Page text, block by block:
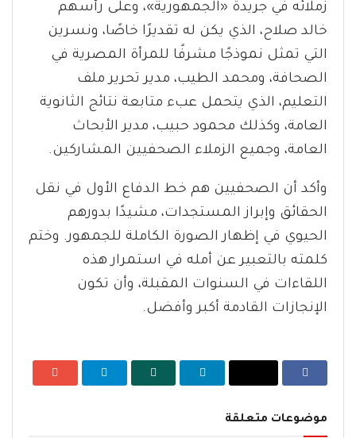
زملائه في جريدة «الجمهورية»، وعلى رأسهم
خالد صلاح، الذي يكن له تقديرًا خاصًا، ونسرين
التي تمثل نموذجًا مشرفًا للمرأة المصرية في
الصحافة، ومحمد الطيب، مدير تحرير ملف
التعليم، الذي يتحمل عبء متابعة نتائج الثانوية
العامة، وكذلك محمود حبيب، مدير الأبحاث
العامة، وجميع الزملاء الصحفيين المشاركين.
وأكد أن الصحفيين هم خط الدفاع الأول في نقل
الحقائق وإبراز المستجدات، مشيدًا بدورهم
الحيوي في إظهار الصورة الكاملة للجمهور. وختم
كلمته بالتعبير عن أمله في استمرار هذه
اللقاءات في السنوات المقبلة، وأن تكون
الإنجازات القادمة أكبر وأفضل.
موضوعات متعلقة